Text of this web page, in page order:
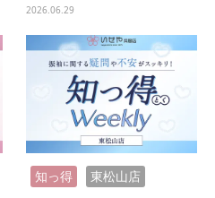
2026.06.29
知っ得 東松山店